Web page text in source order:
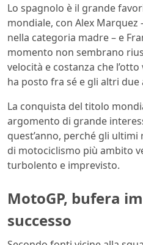
Lo spagnolo è il grande
mondiale, con Alex
nella categoria madre – e
momento non sembrano
velocità e costanza che
ha posto fra sé e gli altri due
La conquista del titolo
argomento di grande
quest’anno, perché gli
di motociclismo più ambito
turbolento e imprevisto.
MotoGP, bufera
successo